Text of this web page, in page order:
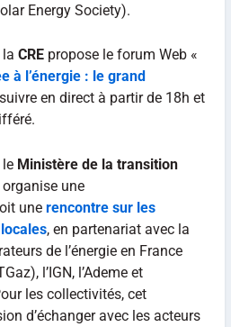
Energy Society).
CREpropose le forum Web «
à l’énergie : le grand
en direct à partir de 18h et
Ministère de la transition
une
une rencontre sur les
, en partenariat avec la
de l’énergie en France
l’IGN, l’Ademe et
les collectivités, cet
d’échanger avec les acteurs